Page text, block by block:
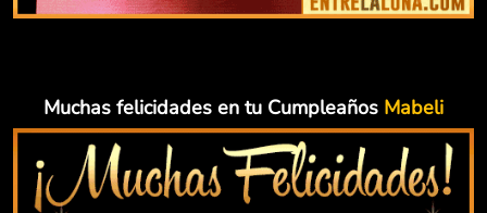
Muchas felicidades en tu Cumpleaños Mabeli